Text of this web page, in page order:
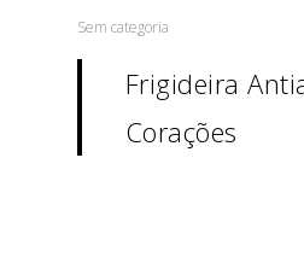
Sem categoria
Frigideira
Corações